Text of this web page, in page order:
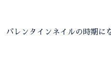
バレンタインネイルの時期に